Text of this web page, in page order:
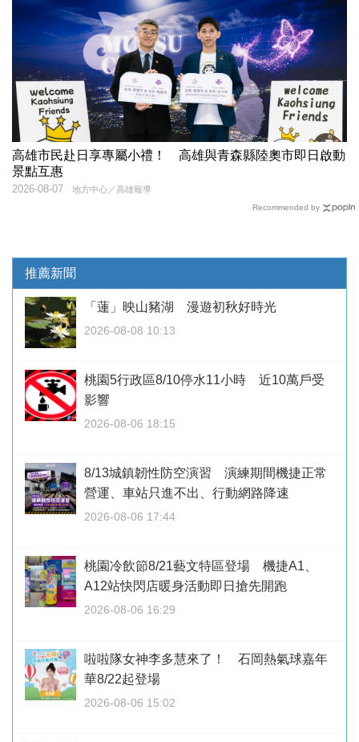
高雄市民赴日享專屬小禮！ 高雄與青森縣陸奧市即日啟動
景點互惠
地方中心／高雄報導
2026-08-07
Recommended by
推薦新聞
「蓮」映山豬湖 漫遊初秋好時光
2026-08-08 10:13
桃園5行政區8/10停水11小時 近10萬戶受
影響
2026-08-06 18:15
8/13城鎮韌性防空演習 演練期間機捷正常
營運、車站只進不出、行動網路降速
2026-08-06 17:44
桃園冷飲節8/21藝文特區登場 機捷A1、
A12站快閃店暖身活動即日搶先開跑
2026-08-06 16:29
啦啦隊女神李多慧來了！ 石岡熱氣球嘉年
華8/22起登場
2026-08-06 15:02